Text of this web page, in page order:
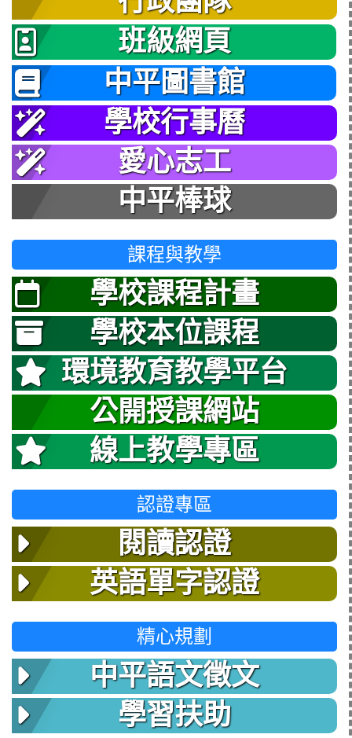
班級網頁
中平圖書館
學校行事曆
愛心志工
中平棒球
課程與教學
學校課程計畫
學校本位課程
環境教育教學平台
公開授課網站
線上教學專區
認證專區
閱讀認證
英語單字認證
精心規劃
中平語文徵文
學習扶助